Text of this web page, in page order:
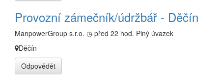
Provozní zámečník/údržbář - Děčín
ManpowerGroup s.r.o. ◷ před 22 hod. Plný úvazek
Děčín
Odpovědět